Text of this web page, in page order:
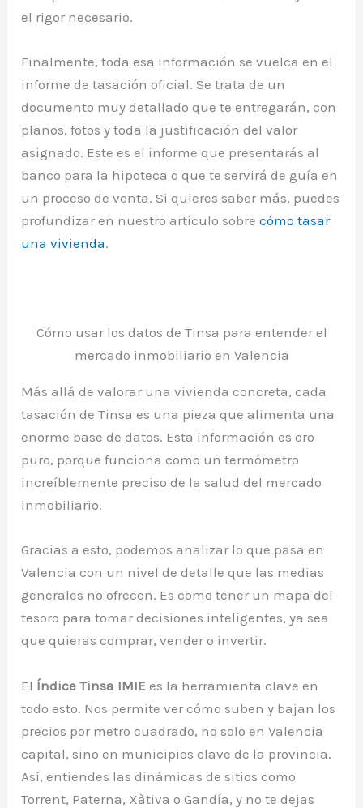
el rigor necesario.
Finalmente, toda esa información se vuelca en el
informe de tasación oficial. Se trata de un
documento muy detallado que te entregarán, con
planos, fotos y toda la justificación del valor
asignado. Este es el informe que presentarás al
banco para la hipoteca o que te servirá de guía en
un proceso de venta. Si quieres saber más, puedes
profundizar en nuestro artículo sobrecómo tasar
una vivienda.
Cómo usar los datos de Tinsa para entender el
mercado inmobiliario en Valencia
Más allá de valorar una vivienda concreta, cada
tasación de Tinsa es una pieza que alimenta una
enorme base de datos. Esta información es oro
puro, porque funciona como un termómetro
increíblemente preciso de la salud del mercado
inmobiliario.
Gracias a esto, podemos analizar lo que pasa en
Valencia con un nivel de detalle que las medias
generales no ofrecen. Es como tener un mapa del
tesoro para tomar decisiones inteligentes, ya sea
que quieras comprar, vender o invertir.
El Índice Tinsa IMIE es la herramienta clave en
todo esto. Nos permite ver cómo suben y bajan los
precios por metro cuadrado, no solo en Valencia
capital, sino en municipios clave de la provincia.
Así, entiendes las dinámicas de sitios como
Torrent, Paterna, Xàtiva o Gandía, y no te dejas